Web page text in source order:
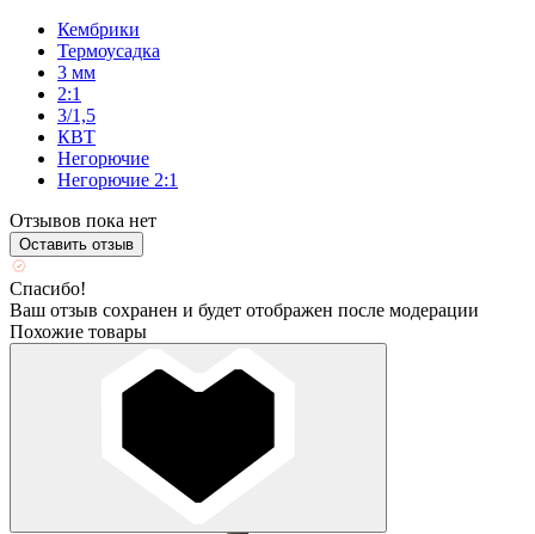
Кембрики
Термоусадка
3 мм
2:1
3/1,5
КВТ
Негорючие
Негорючие 2:1
Отзывов пока нет
Оставить отзыв
Спасибо!
Ваш отзыв сохранен и будет отображен после модерации
Похожие товары